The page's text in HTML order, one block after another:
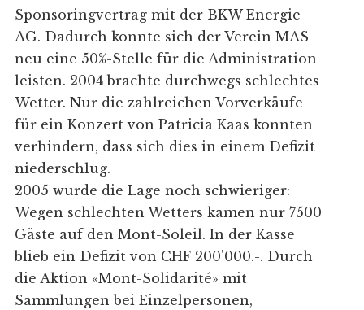
Sponsoringvertrag mit der BKW Energie
AG. Dadurch konnte sich der Verein MAS
neu eine 50%-Stelle für die Administration
leisten. 2004 brachte durchwegs schlechtes
Wetter. Nur die zahlreichen Vorverkäufe
für ein Konzert von Patricia Kaas konnten
verhindern, dass sich dies in einem Defizit
niederschlug.
2005 wurde die Lage noch schwieriger:
Wegen schlechten Wetters kamen nur 7500
Gäste auf den Mont-Soleil. In der Kasse
blieb ein Defizit von CHF 200'000.-. Durch
die Aktion «Mont-Solidarité» mit
Sammlungen bei Einzelpersonen,